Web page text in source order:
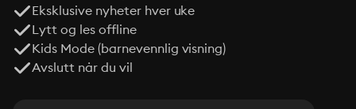
Eksklusive nyheter hver uke
Lytt og les offline
Kids Mode (barnevennlig visning)
Avslutt når du vil